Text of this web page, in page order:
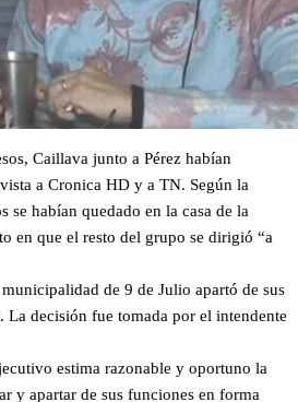
Caillava junto a Pérez habían
a Cronica HD y a TN. Según la
se habían quedado en la casa de la
en que el resto del grupo se dirigió “a
de 9 de Julio apartó de sus
La decisión fue tomada por el intendente
estima razonable y oportuno la
y apartar de sus funciones en forma